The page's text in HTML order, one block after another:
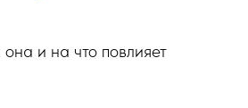
и на что повлияет